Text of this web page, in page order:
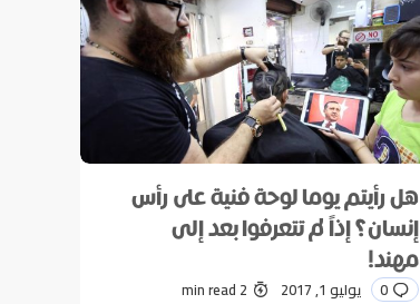
هل رأيتم يوما لوحة فنية على رأس
إنسان؟ إذاً لم تتعرفوا بعد إلى
مهند!
0 يوليو 1, 2017 2 min read